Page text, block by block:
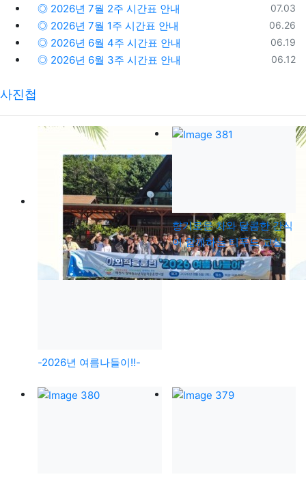
등록일
07.03
◎ 2026년 7월 2주 시간표 안내
등록일
06.26
◎ 2026년 7월 1주 시간표 안내
등록일
06.19
◎ 2026년 6월 4주 시간표 안내
등록일
06.12
◎ 2026년 6월 3주 시간표 안내
사진첩
-2026년 여름나들이!!-
향기로운 차와 달콤한 간식
이 함께하는 티푸드 교실